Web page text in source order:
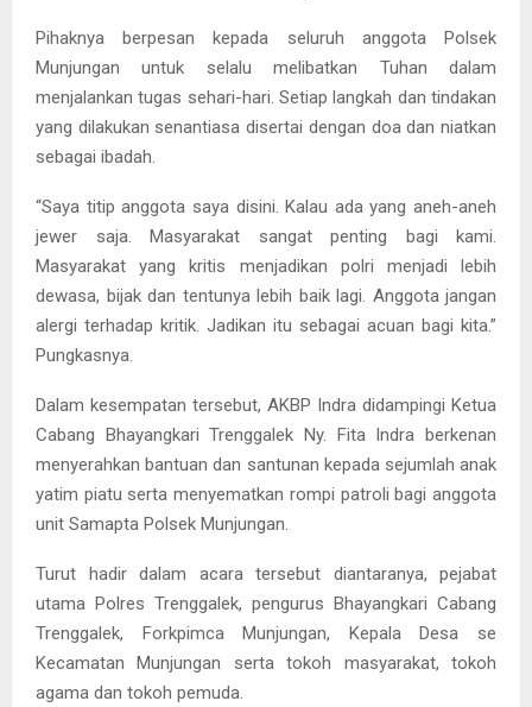
Pihaknya berpesan kepada seluruh anggota Polsek
Munjungan untuk selalu melibatkan Tuhan dalam
menjalankan tugas sehari-hari. Setiap langkah dan tindakan
yang dilakukan senantiasa disertai dengan doa dan niatkan
sebagai ibadah.
“Saya titip anggota saya disini. Kalau ada yang aneh-aneh
jewer saja. Masyarakat sangat penting bagi kami.
Masyarakat yang kritis menjadikan polri menjadi lebih
dewasa, bijak dan tentunya lebih baik lagi. Anggota jangan
alergi terhadap kritik. Jadikan itu sebagai acuan bagi kita.”
Pungkasnya.
Dalam kesempatan tersebut, AKBP Indra didampingi Ketua
Cabang Bhayangkari Trenggalek Ny. Fita Indra berkenan
menyerahkan bantuan dan santunan kepada sejumlah anak
yatim piatu serta menyematkan rompi patroli bagi anggota
unit Samapta Polsek Munjungan.
Turut hadir dalam acara tersebut diantaranya, pejabat
utama Polres Trenggalek, pengurus Bhayangkari Cabang
Trenggalek, Forkpimca Munjungan, Kepala Desa se
Kecamatan Munjungan serta tokoh masyarakat, tokoh
agama dan tokoh pemuda.